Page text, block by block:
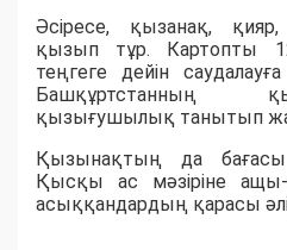
Әсіресе, қызанақ,
қызып тұр. Картопты
теңгеге дейін
Башқұртстанның
қызығушылық танытып
Қызынақтың да
Қысқы ас мәзіріне
асыққандардың қарасы